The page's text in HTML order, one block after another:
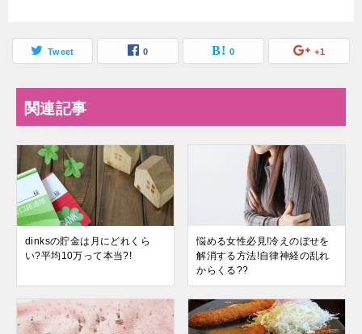
Tweet 0 0 +1
関連記事
dinksの貯金は月にどれくら
い?平均10万って本当?!
悩める女性必見!冷えのぼせを
解消する方法!自律神経の乱れ
からくる??